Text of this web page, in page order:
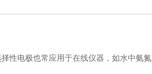
性电极也常应用于在线仪器，如水中氨氮